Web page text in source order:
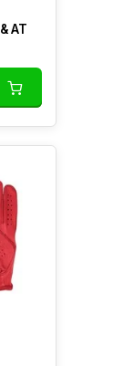
AT